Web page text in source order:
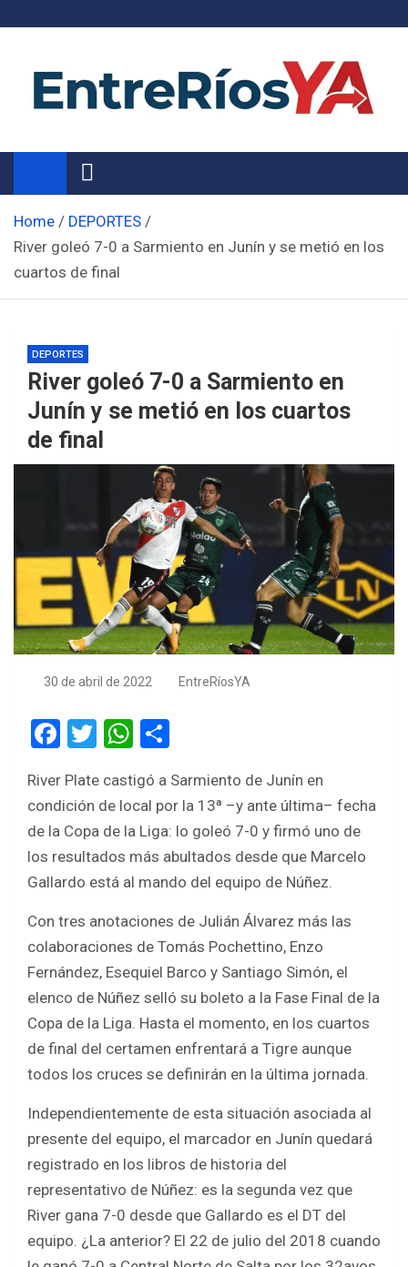
Noticias de Entre Ríos
Información de toda la provincia ahora
Home
DEPORTES
River goleó 7-0 a Sarmiento en Junín y se metió en los
cuartos de final
DEPORTES
River goleó 7-0 a Sarmiento en
Junín y se metió en los cuartos
de final
30 de abril de 2022 EntreRíosYA
F
ce
b
o
o
k
T
tt
er
W
at
s
A
p
p
ar
e
River Plate castigó a Sarmiento de Junín en
condición de local por la 13ª –y ante última– fecha
de la Copa de la Liga: lo goleó 7-0 y firmó uno de
los resultados más abultados desde que Marcelo
Gallardo está al mando del equipo de Núñez.
Con tres anotaciones de Julián Álvarez más las
colaboraciones de Tomás Pochettino, Enzo
Fernández, Esequiel Barco y Santiago Simón, el
elenco de Núñez selló su boleto a la Fase Final de la
Copa de la Liga. Hasta el momento, en los cuartos
de final del certamen enfrentará a Tigre aunque
todos los cruces se definirán en la última jornada.
Independientemente de esta situación asociada al
presente del equipo, el marcador en Junín quedará
registrado en los libros de historia del
representativo de Núñez: es la segunda vez que
River gana 7-0 desde que Gallardo es el DT del
equipo. ¿La anterior? El 22 de julio del 2018 cuando